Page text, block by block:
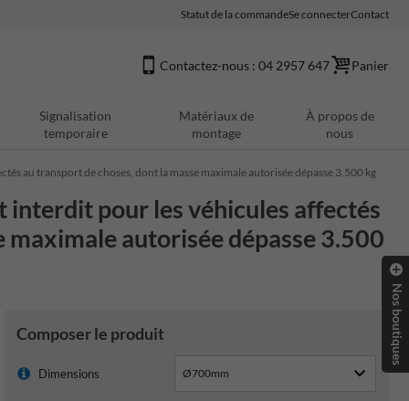
Statut de la commandeSe connecterContact
Contactez-nous : 04 2957 647 Panier
Signalisation
temporaire
Matériaux de
montage
À propos de
nous
au transport de choses, dont la masse maximale autorisée dépasse 3.500 kg
interdit pour les véhicules affectés
maximale autorisée dépasse 3.500
Composer le produit
Dimensions
Nos boutiques